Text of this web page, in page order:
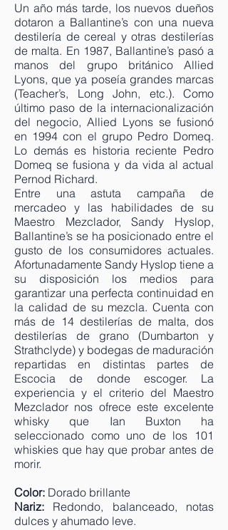
Un año más tarde, los nuevos dueños
dotaron a Ballantine’s con una nueva
destilería de cereal y otras destilerías
de malta. En 1987, Ballantine’s pasó a
manos del grupo británico Allied
Lyons, que ya poseía grandes marcas
(Teacher’s, Long John, etc.). Como
último paso de la internacionalización
del negocio, Allied Lyons se fusionó
en 1994 con el grupo Pedro Domeq.
Lo demás es historia reciente Pedro
Domeq se fusiona y da vida al actual
Pernod Richard.
Entre una astuta campaña de
mercadeo y las habilidades de su
Maestro Mezclador, Sandy Hyslop,
Ballantine’s se ha posicionado entre el
gusto de los consumidores actuales.
Afortunadamente Sandy Hyslop tiene a
su disposición los medios para
garantizar una perfecta continuidad en
la calidad de su mezcla. Cuenta con
más de 14 destilerías de malta, dos
destilerías de grano (Dumbarton y
Strathclyde) y bodegas de maduración
repartidas en distintas partes de
Escocia de donde escoger. La
experiencia y el criterio del Maestro
Mezclador nos ofrece este excelente
whisky que Ian Buxton ha
seleccionado como uno de los 101
whiskies que hay que probar antes de
morir.
Color: Dorado brillante
Nariz: Redondo, balanceado, notas
dulces y ahumado leve.